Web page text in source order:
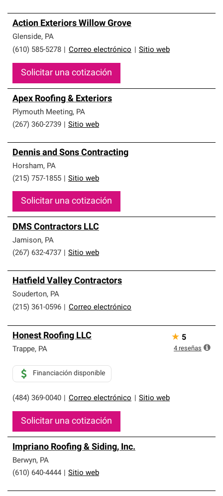
Action Exteriors Willow Grove
Glenside, PA
(610) 585-5278
Correo electrónico Sitio web
Solicitar una cotización
Apex Roofing & Exteriors
Plymouth Meeting, PA
(267) 360-2739
Sitio web
Dennis and Sons Contracting
Horsham, PA
(215) 757-1855
Sitio web
Solicitar una cotización
DMS Contractors LLC
Jamison, PA
(267) 632-4737
Sitio web
Hatfield Valley Contractors
Souderton, PA
(215) 361-0596
Correo electrónico
Honest Roofing LLC
Trappe, PA
(484) 369-0040 Correo electrónico Sitio web
Financiación disponible
Solicitar una cotización
★ 5
4 reseñas
Impriano Roofing & Siding, Inc.
Berwyn, PA
(610) 640-4444
Sitio web